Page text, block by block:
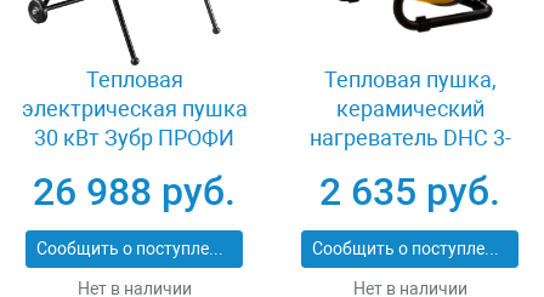
Тепловая
электрическая пушка
30 кВт Зубр ПРОФИ
26 988 руб.
Сообщить о поступлении
Нет в наличии
Тепловая пушка,
керамический
нагреватель DHC 3-
кВт Denzel 96431
2 635 руб.
Сообщить о поступлении
Нет в наличии